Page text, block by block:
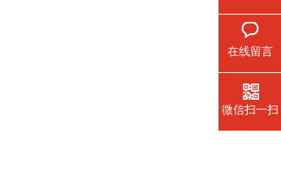
在线留言
微信扫一扫